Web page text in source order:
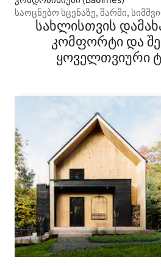
საოცნებო სცენაზე, შარმი,
სახლისთვის
კომფორტი და
ყოველთვიური